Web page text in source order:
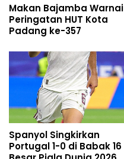
Makan Bajamba Warnai
Peringatan HUT Kota
Padang ke-357
Spanyol Singkirkan
Portugal 1-0 di Babak 16